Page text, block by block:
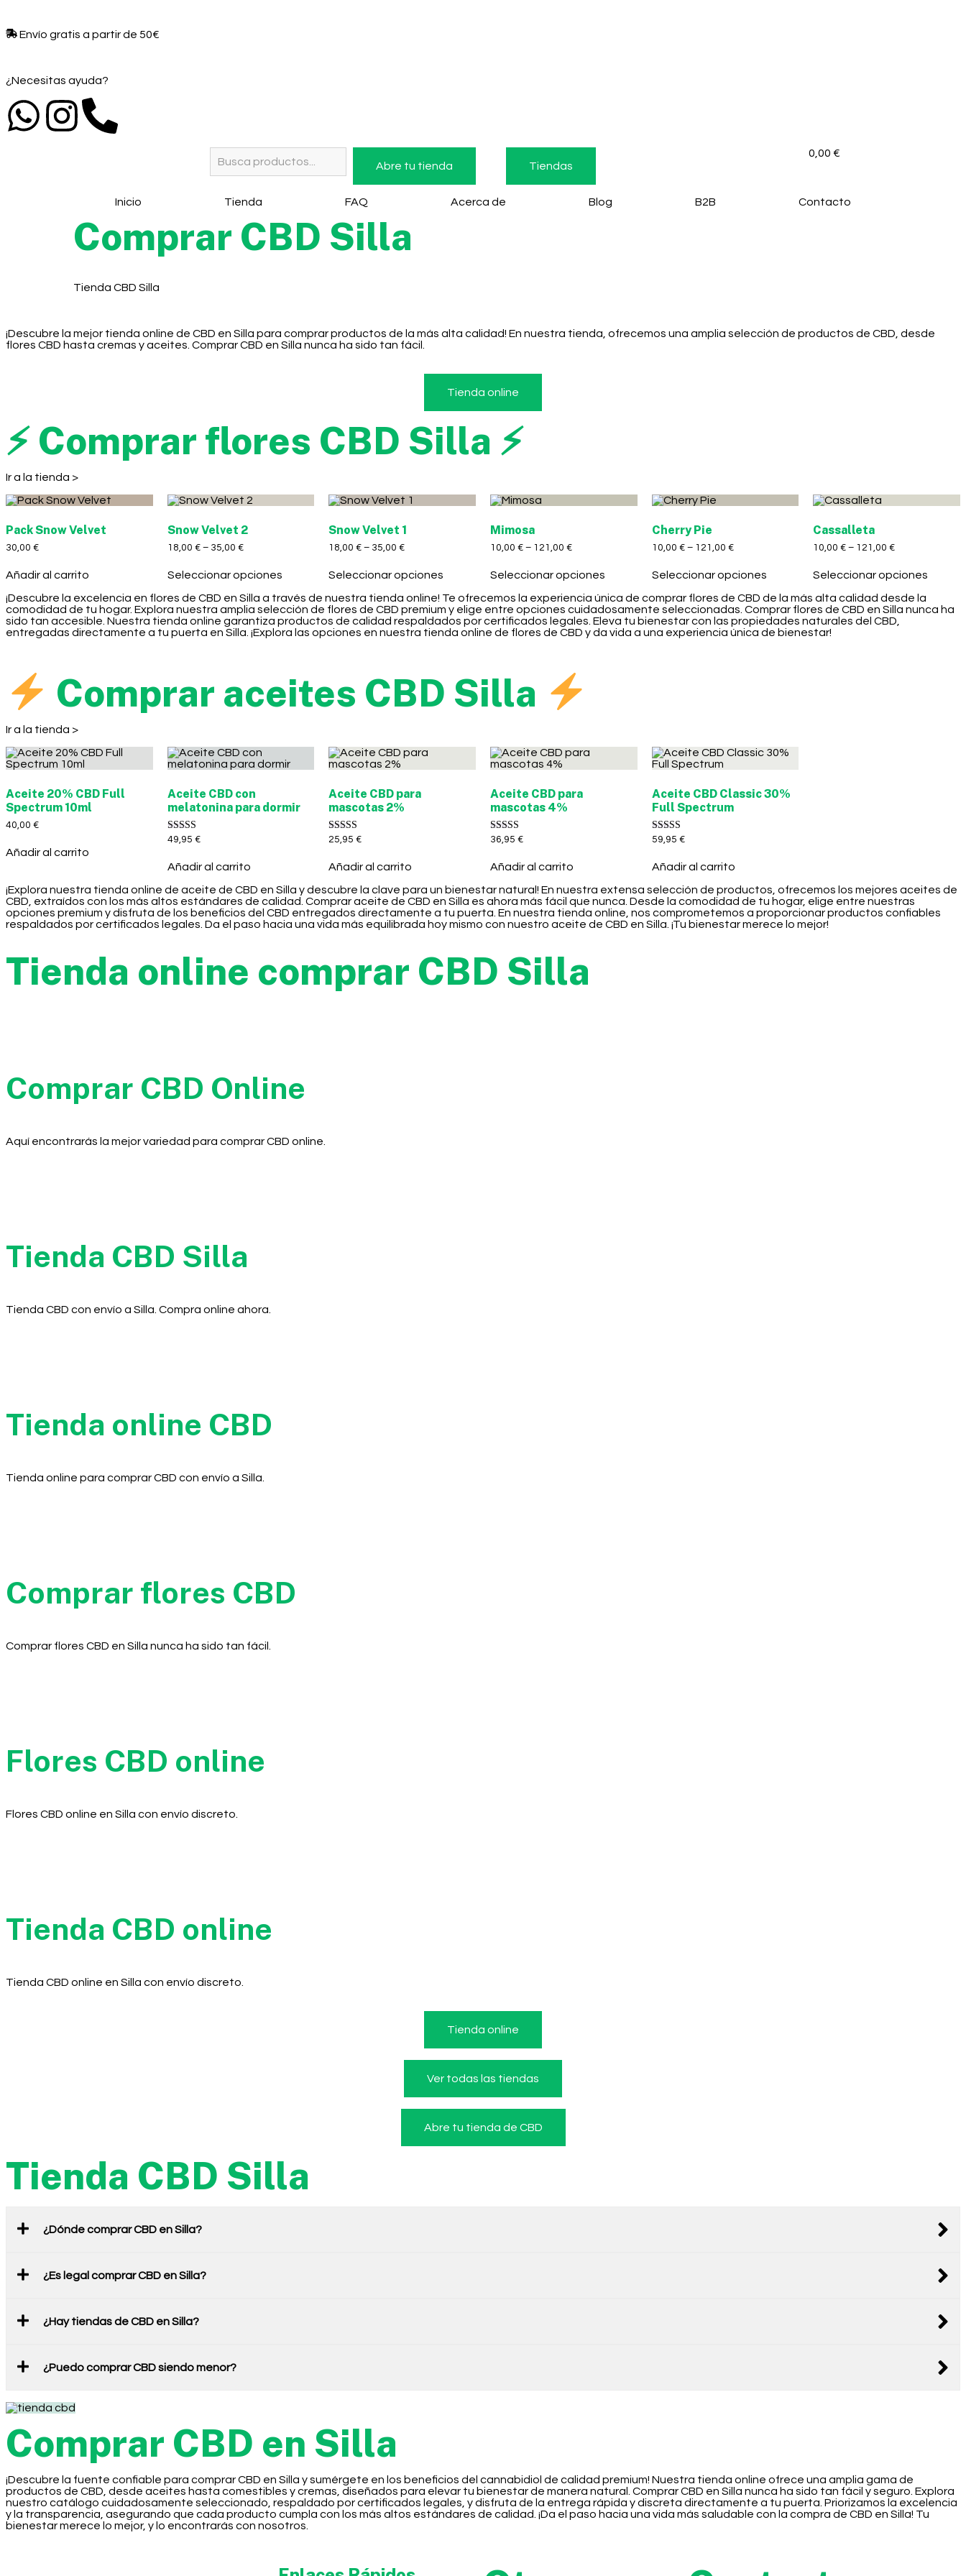
Envío gratis a partir de 50€​
¿Necesitas ayuda?
Abre tu tienda Tiendas
0,00 €
Inicio Tienda FAQ Acerca de Blog B2B Contacto
Comprar CBD Silla
Tienda CBD Silla
¡Descubre la mejor tienda online de CBD en Silla para comprar productos de la más alta calidad! En nuestra tienda, ofrecemos una amplia selección de productos de CBD, desde
flores CBD hasta cremas y aceites. Comprar CBD en Silla nunca ha sido tan fácil.
Tienda online
⚡ Comprar flores CBD Silla ⚡
Ir a la tienda >
Pack Snow Velvet
30,00 €
Añadir al carrito
Snow Velvet 2
18,00 €– 35,00 €
Seleccionar opciones
Snow Velvet 1
18,00€ – 35,00€
Seleccionar opciones
Mimosa
10,00 €– 121,00 €
Seleccionar opciones
Cherry Pie
10,00 €– 121,00 €
Seleccionar opciones
Cassalleta
10,00€ – 121,00€
Seleccionar opciones
¡Descubre la excelencia en flores de CBD en Silla a través de nuestra tienda online! Te ofrecemos la experiencia única de comprar flores de CBD de la más alta calidad desde la
comodidad de tu hogar. Explora nuestra amplia selección de flores de CBD premium y elige entre opciones cuidadosamente seleccionadas. Comprar flores de CBD en Silla nunca ha
sido tan accesible. Nuestra tienda online garantiza productos de calidad respaldados por certificados legales. Eleva tu bienestar con las propiedades naturales del CBD,
entregadas directamente a tu puerta en Silla. ¡Explora las opciones en nuestra tienda online de flores de CBD y da vida a una experiencia única de bienestar!
Comprar aceites CBD Silla
Ir a la tienda >
Aceite 20% CBD Full
Spectrum 10ml
40,00 €
Añadir al carrito
Aceite CBD con
melatonina para dormir
Valorado con
49,95 €
Añadir al carrito
Aceite CBD para
mascotas 2%
Valorado con
25,95€
Añadir al carrito
Aceite CBD para
mascotas 4%
Valorado con
36,95 €
Añadir al carrito
Aceite CBD Classic 30%
Full Spectrum
Valorado con
59,95 €
Añadir al carrito
¡Explora nuestra tienda online de aceite de CBD en Silla y descubre la clave para un bienestar natural! En nuestra extensa selección de productos, ofrecemos los mejores aceites de
CBD, extraídos con los más altos estándares de calidad. Comprar aceite de CBD en Silla es ahora más fácil que nunca. Desde la comodidad de tu hogar, elige entre nuestras
opciones premium y disfruta de los beneficios del CBD entregados directamente a tu puerta. En nuestra tienda online, nos comprometemos a proporcionar productos confiables
respaldados por certificados legales. Da el paso hacia una vida más equilibrada hoy mismo con nuestro aceite de CBD en Silla. ¡Tu bienestar merece lo mejor!
Tienda online comprar CBD Silla
Comprar CBD Online
Aquí encontrarás la mejor variedad para comprar CBD online.
Tienda CBD Silla
Tienda CBD con envío a Silla. Compra online ahora.
Tienda online CBD
Tienda online para comprar CBD con envío a Silla.
Comprar flores CBD
Comprar flores CBD en Silla nunca ha sido tan fácil.
Flores CBD online
Flores CBD online en Silla con envío discreto.
Tienda CBD online
Tienda CBD online en Silla con envío discreto.
Tienda online
Ver todas las tiendas
Abre tu tienda de CBD
Tienda CBD Silla
¿Dónde comprar CBD en Silla?
¿Es legal comprar CBD en Silla?
¿Hay tiendas de CBD en Silla?
¿Puedo comprar CBD siendo menor?
Comprar CBD en Silla
¡Descubre la fuente confiable para comprar CBD en Silla y sumérgete en los beneficios del cannabidiol de calidad premium! Nuestra tienda online ofrece una amplia gama de
productos de CBD, desde aceites hasta comestibles y cremas, diseñados para elevar tu bienestar de manera natural. Comprar CBD en Silla nunca ha sido tan fácil y seguro. Explora
nuestro catálogo cuidadosamente seleccionado, respaldado por certificados legales, y disfruta de la entrega rápida y discreta directamente a tu puerta. Priorizamos la excelencia
y la transparencia, asegurando que cada producto cumpla con los más altos estándares de calidad. ¡Da el paso hacia una vida más saludable con la compra de CBD en Silla! Tu
bienestar merece lo mejor, y lo encontrarás con nosotros.